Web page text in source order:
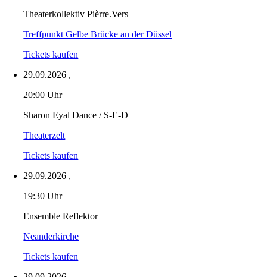
Theaterkollektiv Pièrre.Vers
Treffpunkt Gelbe Brücke an der Düssel
Tickets kaufen
29.09.2026 ,
20:00 Uhr
Sharon Eyal Dance / S-E-D
Theaterzelt
Tickets kaufen
29.09.2026 ,
19:30 Uhr
Ensemble Reflektor
Neanderkirche
Tickets kaufen